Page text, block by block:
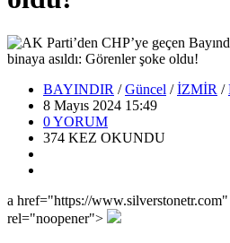
BAYINDIR /Güncel /İZMİR /
8 Mayıs 2024 15:49
0YORUM
374 KEZ OKUNDU
a href="https://
rel="noopener">